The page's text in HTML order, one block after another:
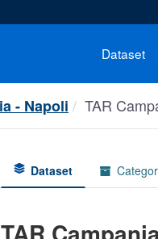
Dataset
- Napoli TAR
Dataset